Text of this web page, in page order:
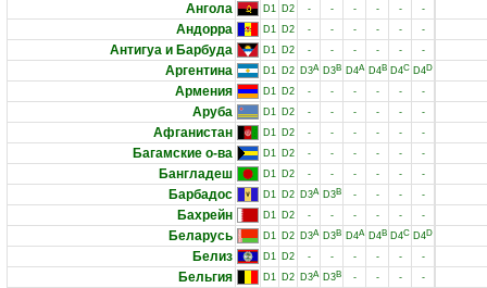
Ангола D1 D2 - - - - - -
Андорра D1 D2 - - - - - -
Антигуа и Барбуда D1 D2 - - - - - -
Аргентина D1 D2 D3A D3B D4A D4B D4C D4D
Армения D1 D2 - - - - - -
Аруба D1 D2 - - - - - -
Афганистан D1 D2 - - - - - -
Багамские о-ва D1 D2 - - - - - -
Бангладеш D1 D2 - - - - - -
Барбадос D1 D2 D3A D3B - - - -
Бахрейн D1 D2 - - - - - -
Беларусь D1 D2 D3A D3B D4A D4B D4C D4D
Белиз D1 D2 - - - - - -
Бельгия D1 D2 D3A D3B - - - -